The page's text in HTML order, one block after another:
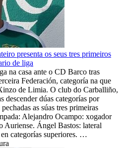
presenta os seus tres primeiros
de liga
na casa ante o CD Barco tras
Federación, categoría na que
de Limia. O club do Carballiño,
descender dúas categorías por
as súas tres primeiras
Alejandro Ocampo: xogador
Auriense. Ángel Bastos: lateral
categorías superiores. …